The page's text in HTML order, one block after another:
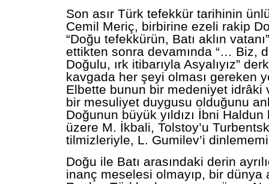
Son asır Türk tefekkür tarihinin
Cemil Meriç, birbirine ezeli rakip
“Doğu tefekkürün, Batı aklın
ettikten sonra devamında “… Biz,
Doğulu, ırk itibarıyla Asyalıyız”
kavgada her şeyi olması gereken
Elbette bunun bir medeniyet idrâki
bir mesuliyet duygusu olduğunu
Doğunun büyük yıldızı İbni
üzere M. İkbali, Tolstoy’u
tilmizleriyle, L. Gumilev’i
Doğu ile Batı arasındaki derin
inanç meselesi olmayıp, bir dünya